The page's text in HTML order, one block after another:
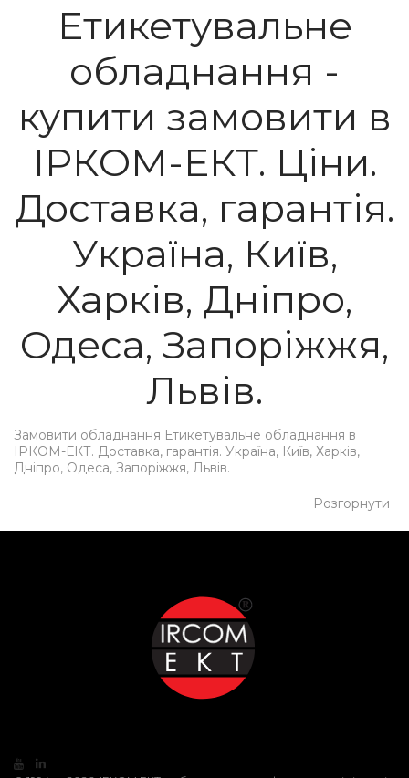
Етикетувальне
обладнання -
купити замовити в
ІРКОМ-ЕКТ. Ціни.
Доставка, гарантія.
Україна, Київ,
Харків, Дніпро,
Одеса, Запоріжжя,
Львів.
Замовити обладнання Етикетувальне обладнання в
ІРКОМ-ЕКТ. Доставка, гарантія. Україна, Київ, Харків,
Дніпро, Одеса, Запоріжжя, Львів.
Розгорнути